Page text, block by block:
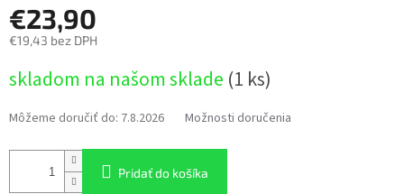
€23,90
€19,43 bez DPH
cena:
skladom na našom sklade (1 ks)
Môžeme doručiť do: 7.8.2026 Možnosti doručenia
Pridať do košíka